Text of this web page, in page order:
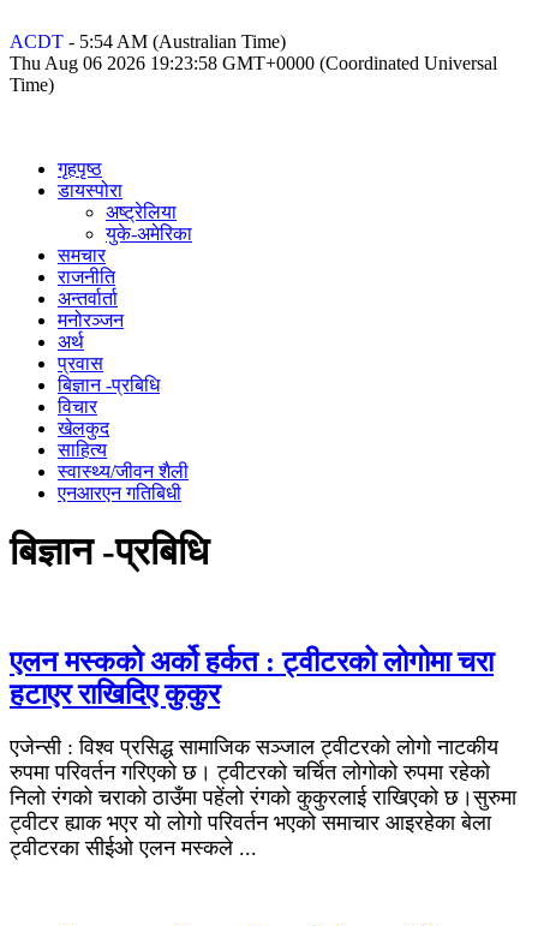
ACDT - 5:54 AM (Australian Time)
Thu Aug 06 2026 19:23:58 GMT+0000 (Coordinated Universal
Time)
गृहपृष्ठ
डायस्पोरा
अष्ट्रेलिया
युके-अमेरिका
समचार
राजनीति
अन्तर्वार्ता
मनोरञ्जन
अर्थ
प्रवास
बिज्ञान -प्रबिधि
विचार
खेलकुद
साहित्य
स्वास्थ्य/जीवन शैली
एनआरएन गतिबिधी
बिज्ञान -प्रबिधि
एलन मस्कको अर्को हर्कत : ट्वीटरको लोगोमा चरा
हटाएर राखिदिए कुकुर
एजेन्सी : विश्व प्रसिद्ध सामाजिक सञ्जाल ट्वीटरको लोगो नाटकीय
रुपमा परिवर्तन गरिएको छ। ट्वीटरको चर्चित लोगोको रुपमा रहेको
निलो रंगको चराको ठाउँमा पहेंलो रंगको कुकुरलाई राखिएको छ।सुरुमा
ट्वीटर ह्याक भएर यो लोगो परिवर्तन भएको समाचार आइरहेका बेला
ट्वीटरका सीईओ एलन मस्कले ​​...